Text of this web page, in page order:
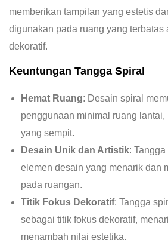
memberikan tampilan yang estetis
digunakan pada ruang yang terbatas
dekoratif.
Keuntungan Tangga Spiral
Hemat Ruang: Desain spiral
penggunaan minimal ruang lantai,
yang sempit.
Desain Unik dan Artistik:
elemen desain yang menarik dan
pada ruangan.
Titik Fokus Dekoratif: Tangga
sebagai titik fokus dekoratif,
menambah nilai estetika.